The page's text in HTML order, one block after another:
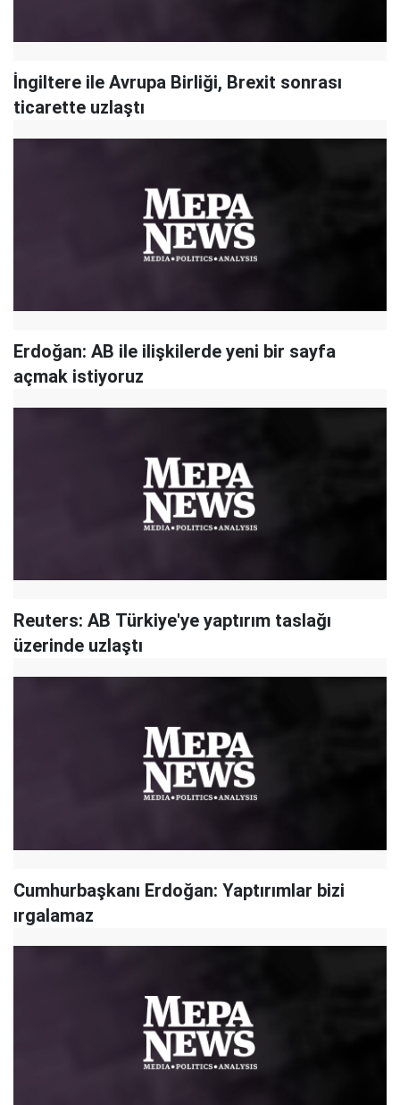
İngiltere ile Avrupa Birliği, Brexit sonrası
ticarette uzlaştı
Erdoğan: AB ile ilişkilerde yeni bir sayfa
açmak istiyoruz
Reuters: AB Türkiye'ye yaptırım taslağı
üzerinde uzlaştı
Cumhurbaşkanı Erdoğan: Yaptırımlar bizi
ırgalamaz